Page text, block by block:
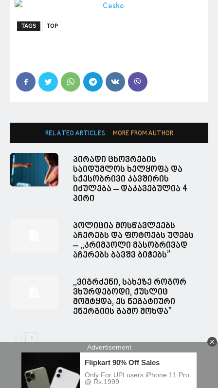
TAGS TOP
RELATED ARTICLES MORE FROM AUTHOR
პირადი ცხოვრების
საიდუმლოს ხელყოფა და
სქესობრივი კავშირის
იძულება – დაკავებულია 4
პირი
პოლიცია მოსწავლეებს
აჩერებს და ფოტოებს უღებს
– ,,კრიმპოლი მასობრივად
აჩერებს ბავშვ ბიჭებს”
,,ვიგრძენი, სახეზე როგორ
ვხურდებოდი, ქუსლიც
მომტყდა, ეს ნეგატიური
ენერგიის გამო მოხდა”
© Spacesnews • სფეისნიუსი